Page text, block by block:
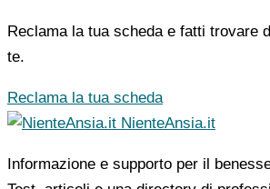
Reclama la tua scheda e fatti trovare
te.
Reclama la tua scheda
NienteAnsia.it
Informazione e supporto per il